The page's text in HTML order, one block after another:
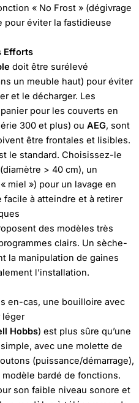
« No Frost » (dégivrage
pour éviter la fastidieuse
Efforts
doit être surélevé
un meuble haut) pour éviter
et le décharger. Les
pour les couverts en
300 et plus) ou AEG, sont
être frontales et lisibles.
le standard. Choisissez-le
> 40 cm), un
miel ») pour un lavage en
facile à atteindre et à retirer
des modèles très
clairs. Un sèche-
la manipulation de gaines
l’installation.
en-cas, une bouilloire avec
léger
Hobbs) est plus sûre qu’une
avec une molette de
(puissance/démarrage),
bardé de fonctions.
son faible niveau sonore et